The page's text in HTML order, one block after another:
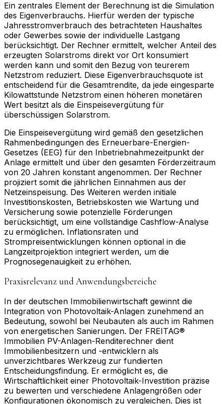
Ein zentrales Element der Berechnung ist die Simulation
des Eigenverbrauchs. Hierfür werden der typische
Jahresstromverbrauch des betrachteten Haushaltes
oder Gewerbes sowie der individuelle Lastgang
berücksichtigt. Der Rechner ermittelt, welcher Anteil des
erzeugten Solarstroms direkt vor Ort konsumiert
werden kann und somit den Bezug von teurerem
Netzstrom reduziert. Diese Eigenverbrauchsquote ist
entscheidend für die Gesamtrendite, da jede eingesparte
Kilowattstunde Netzstrom einen höheren monetären
Wert besitzt als die Einspeisevergütung für
überschüssigen Solarstrom.
Die Einspeisevergütung wird gemäß den gesetzlichen
Rahmenbedingungen des Erneuerbare-Energien-
Gesetzes (EEG) für den Inbetriebnahmezeitpunkt der
Anlage ermittelt und über den gesamten Förderzeitraum
von 20 Jahren konstant angenommen. Der Rechner
projiziert somit die jährlichen Einnahmen aus der
Netzeinspeisung. Des Weiteren werden initiale
Investitionskosten, Betriebskosten wie Wartung und
Versicherung sowie potenzielle Förderungen
berücksichtigt, um eine vollständige Cashflow-Analyse
zu ermöglichen. Inflationsraten und
Strompreisentwicklungen können optional in die
Langzeitprojektion integriert werden, um die
Prognosegenauigkeit zu erhöhen.
Praxisrelevanz und Anwendungsbereiche
In der deutschen Immobilienwirtschaft gewinnt die
Integration von Photovoltaik-Anlagen zunehmend an
Bedeutung, sowohl bei Neubauten als auch im Rahmen
von energetischen Sanierungen. Der FREITAG®
Immobilien PV-Anlagen-Renditerechner dient
Immobilienbesitzern und -entwicklern als
unverzichtbares Werkzeug zur fundierten
Entscheidungsfindung. Er ermöglicht es, die
Wirtschaftlichkeit einer Photovoltaik-Investition präzise
zu bewerten und verschiedene Anlagengrößen oder
Konfigurationen ökonomisch zu vergleichen. Dies ist